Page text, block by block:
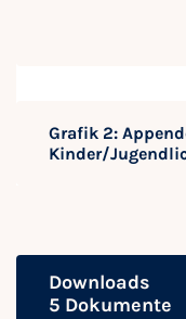
Grafik 2:
Kinder/
Downloads
5 Dokumente